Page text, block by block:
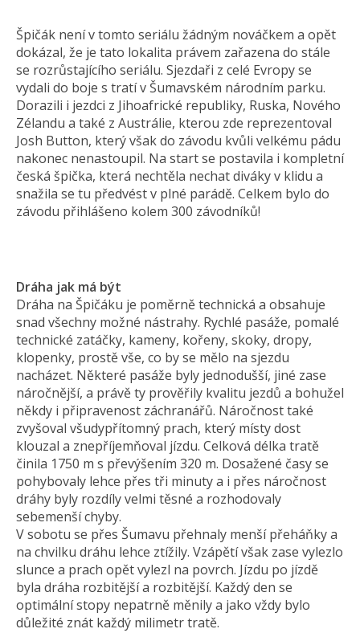
Špičák není v tomto seriálu žádným nováčkem a opět
dokázal, že je tato lokalita právem zařazena do stále
se rozrůstajícího seriálu. Sjezdaři z celé Evropy se
vydali do boje s tratí v Šumavském národním parku.
Dorazili i jezdci z Jihoafrické republiky, Ruska, Nového
Zélandu a také z Austrálie, kterou zde reprezentoval
Josh Button, který však do závodu kvůli velkému pádu
nakonec nenastoupil. Na start se postavila i kompletní
česká špička, která nechtěla nechat diváky v klidu a
snažila se tu předvést v plné parádě. Celkem bylo do
závodu přihlášeno kolem 300 závodníků!
Dráha jak má být
Dráha na Špičáku je poměrně technická a obsahuje
snad všechny možné nástrahy. Rychlé pasáže, pomalé
technické zatáčky, kameny, kořeny, skoky, dropy,
klopenky, prostě vše, co by se mělo na sjezdu
nacházet. Některé pasáže byly jednodušší, jiné zase
náročnější, a právě ty prověřily kvalitu jezdů a bohužel
někdy i připravenost záchranářů. Náročnost také
zvyšoval všudypřítomný prach, který místy dost
klouzal a znepříjemňoval jízdu. Celková délka tratě
činila 1750 m s převýšením 320 m. Dosažené časy se
pohybovaly lehce přes tři minuty a i přes náročnost
dráhy byly rozdíly velmi těsné a rozhodovaly
sebemenší chyby.
V sobotu se přes Šumavu přehnaly menší přeháňky a
na chvilku dráhu lehce ztížily. Vzápětí však zase vylezlo
slunce a prach opět vylezl na povrch. Jízdu po jízdě
byla dráha rozbitější a rozbitější. Každý den se
optimální stopy nepatrně měnily a jako vždy bylo
důležité znát každý milimetr tratě.